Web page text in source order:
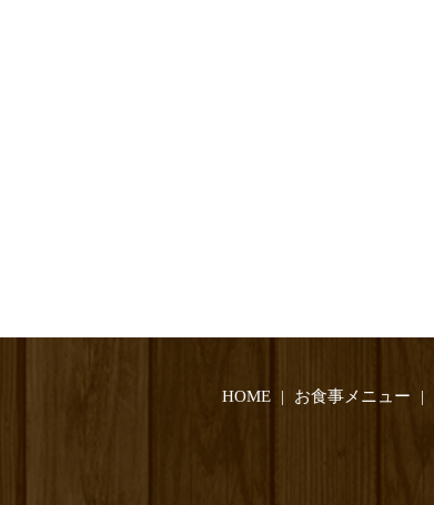
HOME お食事メニュー